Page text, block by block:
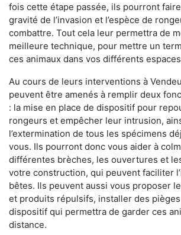
fois cette étape passée, ils pourront
gravité de l’invasion et l’espèce de
combattre. Tout cela leur permettra de
meilleure technique, pour mettre un
ces animaux dans vos différents
Au cours de leurs interventions à
peuvent être amenés à remplir deux
: la mise en place de dispositif pour
rongeurs et empêcher leur intrusion,
l’extermination de tous les spécimens
vous. Ils pourront donc vous aider à
différentes brèches, les ouvertures et
votre construction, qui peuvent faciliter
bêtes. Ils peuvent aussi vous proposer
et produits répulsifs, installer des
dispositif qui permettra de garder ces
distance.